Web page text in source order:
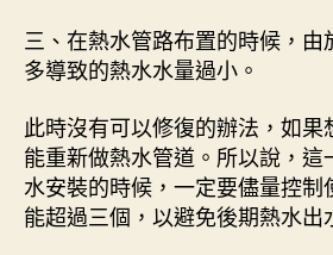
三、在熱水管路布置的時候，由
多導致的熱水水量過小。
此時沒有可以修復的辦法，如果
能重新做熱水管道。所以說，
水安裝的時候，一定要儘量控制
能超過三個，以避免後期熱水出